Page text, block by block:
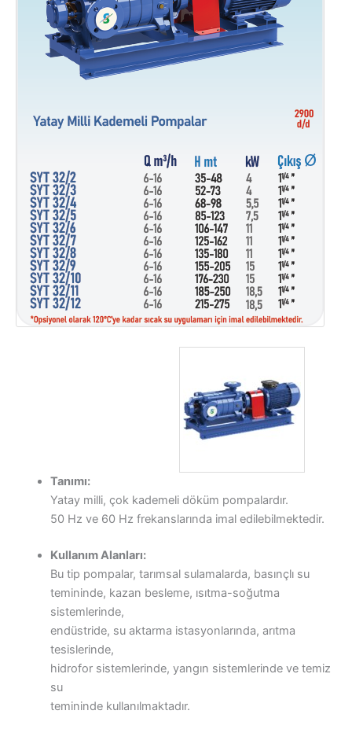
Tanımı:
Yatay milli, çok kademeli döküm pompalardır.
50 Hz ve 60 Hz frekanslarında imal edilebilmektedir.
Kullanım Alanları:
Bu tip pompalar, tarımsal sulamalarda, basınçlı su
temininde, kazan besleme, ısıtma-soğutma
sistemlerinde,
endüstride, su aktarma istasyonlarında, arıtma
tesislerinde,
hidrofor sistemlerinde, yangın sistemlerinde ve temiz
su
temininde kullanılmaktadır.